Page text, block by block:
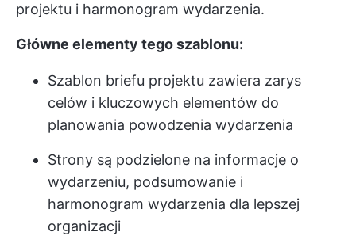
projektu i harmonogram wydarzenia.
Główne elementy tego szablonu:
Szablon briefu projektu zawiera zarys
celów i kluczowych elementów do
planowania powodzenia wydarzenia
Strony są podzielone na informacje o
wydarzeniu, podsumowanie i
harmonogram wydarzenia dla lepszej
organizacji